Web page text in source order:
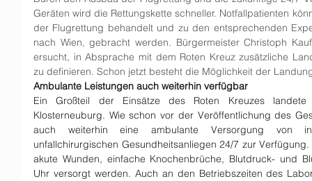
Geräten wird die Rettungskette schneller. Notfallpatienten
der Flugrettung behandelt und zu den entsprechenden
nach Wien, gebracht werden. Bürgermeister Christoph
ersucht, in Absprache mit dem Roten Kreuz zusätzliche
zu definieren. Schon jetzt besteht die Möglichkeit der
Ambulante Leistungen auch weiterhin verfügbar
Ein Großteil der Einsätze des Roten Kreuzes
Klosterneuburg. Wie schon vor der Veröffentlichung des
auch weiterhin eine ambulante Versorgung von
unfallchirurgischen Gesundheitsanliegen 24/7 zur
akute Wunden, einfache Knochenbrüche, Blutdruck- und
Uhr versorgt werden. Auch an den Betriebszeiten des